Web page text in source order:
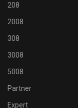
208
2008
308
3008
5008
Partner
Expert